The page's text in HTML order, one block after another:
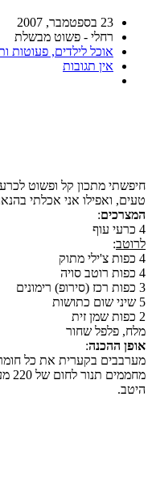
23 בספטמבר, 2007
רחלי - פשוט מבשלת
אוכל לילדים, פעוטות
אין תגובות
חיפשתי מתכון קל ופשוט
טעים, ואפילו אני אכלתי
המצרכים:
4 כרעי עוף
לרוטב:
4 כפות צ'ילי מתוק
4 כפות רוטב סויה
3 כפות רכז (סירופ) רימונים
5 שיני שום כתושות
2 כפות שמן זית
מלח, פלפל שחור
אופן ההכנה:
מערבבים בקערית את כל
היטב.